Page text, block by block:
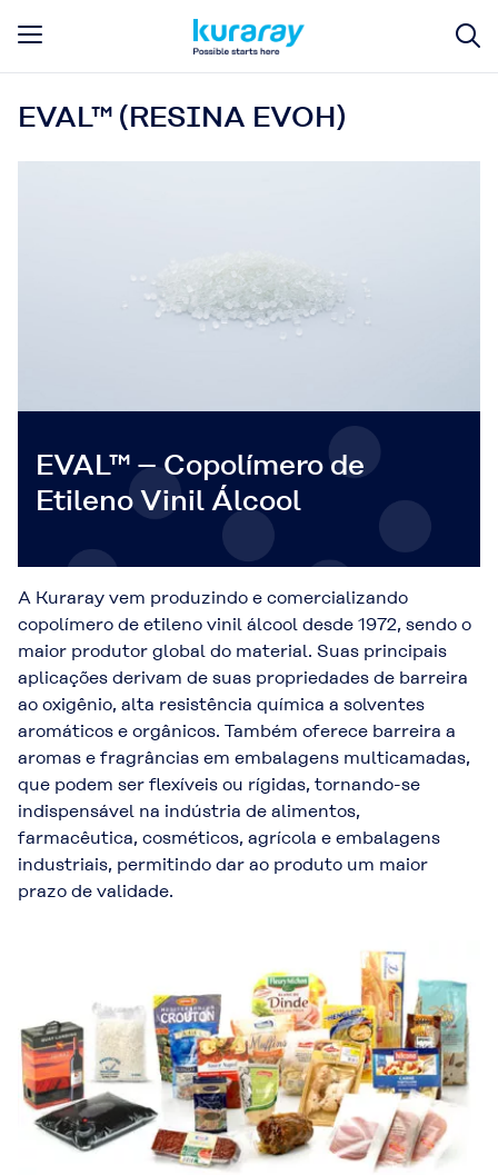
EVAL™ (RESINA EVOH)
EVAL™ – Copolímero de
Etileno Vinil Álcool
A Kuraray vem produzindo e comercializando
copolímero de etileno vinil álcool desde 1972, sendo o
maior produtor global do material. Suas principais
aplicações derivam de suas propriedades de barreira
ao oxigênio, alta resistência química a solventes
aromáticos e orgânicos. Também oferece barreira a
aromas e fragrâncias em embalagens multicamadas,
que podem ser flexíveis ou rígidas, tornando-se
indispensável na indústria de alimentos,
farmacêutica, cosméticos, agrícola e embalagens
industriais, permitindo dar ao produto um maior
prazo de validade.